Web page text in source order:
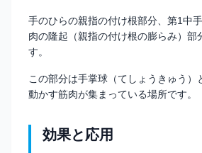
手のひらの親指の付け根部分、第1中
肉の隆起（親指の付け根の膨らみ）部
す。
この部分は手掌球（てしょうきゅう）
動かす筋肉が集まっている場所です。
効果と応用